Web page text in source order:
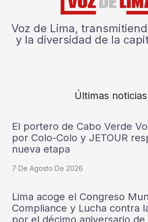
Voz de Lima,
y la diversidad de la
Últimas noticias
El portero de Cabo Verde
por Colo-Colo y JETOUR
nueva etapa
7 De Agosto De 2026
Lima acoge el Congreso
Compliance y Lucha contra
por el décimo aniversario de